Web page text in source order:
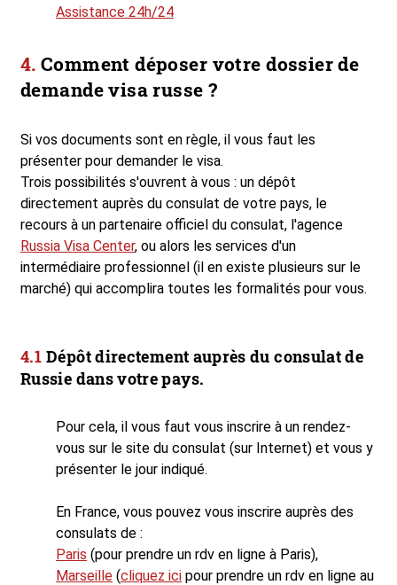
Assistance 24h/24
Comment déposer votre dossier de
demande visa russe ?
Si vos documents sont en règle, il vous faut les
présenter pour demander le visa.
Trois possibilités s'ouvrent à vous : un dépôt
directement auprès du consulat de votre pays, le
recours à un partenaire officiel du consulat, l'agence
Russia Visa Center, ou alors les services d'un
intermédiaire professionnel (il en existe plusieurs sur le
marché) qui accomplira toutes les formalités pour vous.
Dépôt directement auprès du consulat de
Russie dans votre pays.
Pour cela, il vous faut vous inscrire à un rendez-
vous sur le site du consulat (sur Internet) et vous y
présenter le jour indiqué.
En France, vous pouvez vous inscrire auprès des
consulats de :
Paris (pour prendre un rdv en ligne à Paris),
Marseille (cliquez ici pour prendre un rdv en ligne au